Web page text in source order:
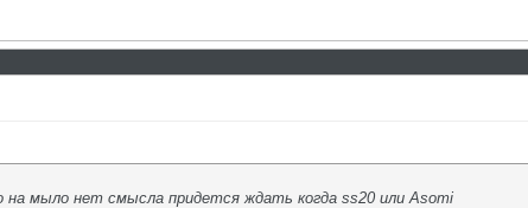
мыло нет смысла придется ждать когда ss20 или Asomi